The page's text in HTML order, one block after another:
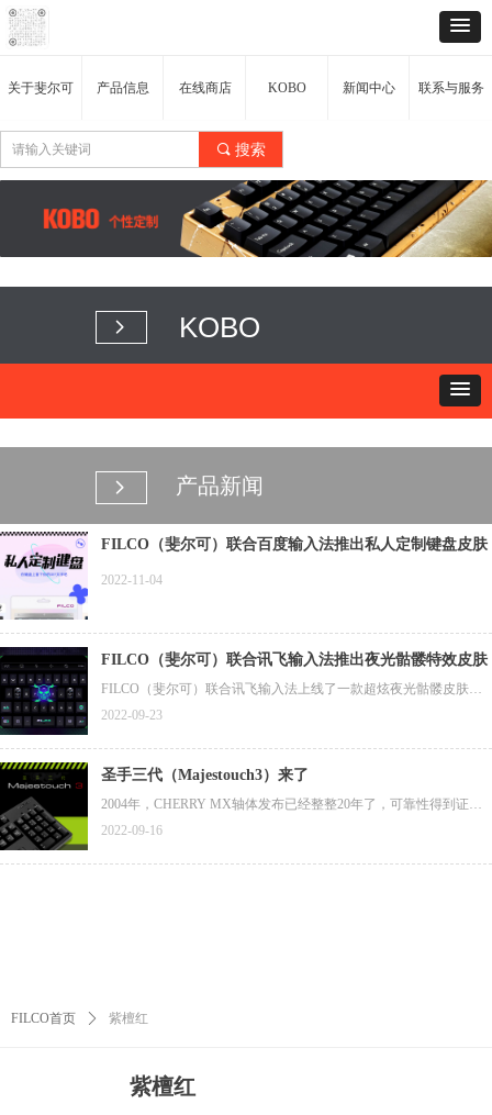
끠 搜索
关于斐尔可 产品信息 在线商店 KOBO 新闻中心 联系与服务
FILCO首页 ꄲ 紫檀红
紫檀红
KOBO
넲
넲 产品新闻
FILCO（斐尔可）联合百度输入法推出私人定制键盘皮肤
2022-11-04
FILCO（斐尔可）联合讯飞输入法推出夜光骷髅特效皮肤
FILCO（斐尔可）联合讯飞输入法上线了一款超炫夜光骷髅皮肤，
斐尔可粉丝专属1分钱限时兑换活动正在进行中（此款皮肤原价12
示方法进行兑换。（兑换码链接在图片下方，目前1分钱兑换活动仅
支持安卓平台）
2022-09-23
圣手三代（Majestouch3）来了
2004年，CHERRY MX轴体发布已经整整20年了，可靠性得到证
实，评价也越来越高，但在世界范围内，采用CHERRY MX轴体的
h）键盘诞生了，其搭载了德国CHERRY公司的MX轴体，作为斐尔
2022-09-16